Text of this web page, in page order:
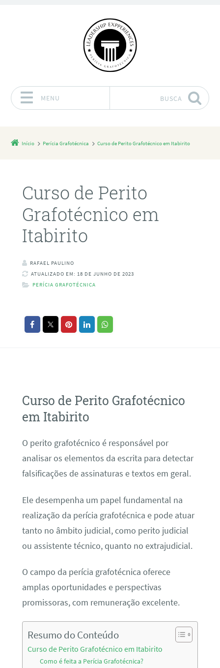
MENU BUSCA
Início Perícia Grafotécnica Curso de Perito Grafotécnico em Itabirito
Curso de Perito
Grafotécnico em
Itabirito
RAFAEL PAULINO
ATUALIZADO EM: 18 DE JUNHO DE 2023
PERÍCIA GRAFOTÉCNICA
Curso de Perito Grafotécnico
em Itabirito
O perito grafotécnico é responsável por
analisar os elementos da escrita para detectar
falsificações de assinaturas e textos em geral.
Ele desempenha um papel fundamental na
realização da perícia grafotécnica e pode atuar
tanto no âmbito judicial, como perito judicial
ou assistente técnico, quanto no extrajudicial.
O campo da perícia grafotécnica oferece
amplas oportunidades e perspectivas
promissoras, com remuneração excelente.
Resumo do Conteúdo
Curso de Perito Grafotécnico em Itabirito
Como é feita a Perícia Grafotécnica?